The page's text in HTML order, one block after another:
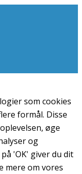
som cookies
formål. Disse
øge
og
'OK' giver du dit
mere om vores